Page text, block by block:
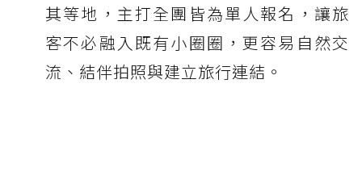
其等地，主打全團皆為單人報名，讓旅
客不必融入既有小圈圈，更容易自然交
流、結伴拍照與建立旅行連結。